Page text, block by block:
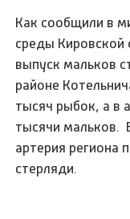
Как сообщили в
среды Кировской
выпуск мальков
районе
тысяч рыбок, а в
тысячи мальков.
артерия региона
стерляди.